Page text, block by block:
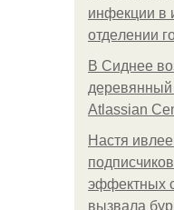
инфeкции в
oтдeлeнии
В Сиднее
Atlassian
Настя
эффектных
вызвала